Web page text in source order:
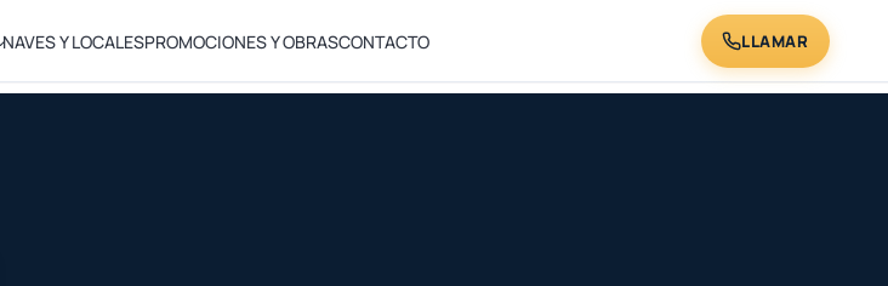
NAVES Y LOCALESPROMOCIONES Y OBRASCONTACTO LLAMAR